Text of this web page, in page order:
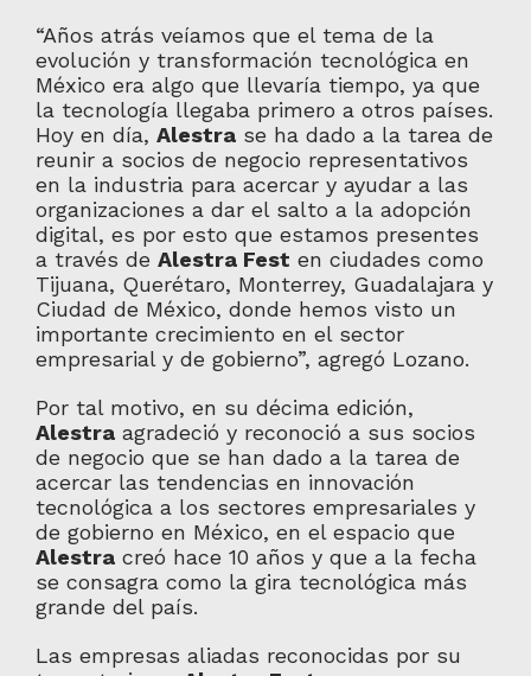
“Años atrás veíamos que el tema de la
evolución y transformación tecnológica en
México era algo que llevaría tiempo, ya que
la tecnología llegaba primero a otros países.
Hoy en día, Alestrase ha dado a la tarea de
reunir a socios de negocio representativos
en la industria para acercar y ayudar a las
organizaciones a dar el salto a la adopción
digital, es por esto que estamos presentes
a través de Alestra Fest en ciudades como
Tijuana, Querétaro, Monterrey, Guadalajara y
Ciudad de México, donde hemos visto un
importante crecimiento en el sector
empresarial y de gobierno”, agregó Lozano.
Por tal motivo, en su décima edición,
Alestraagradeció y reconoció a sus socios
de negocio que se han dado a la tarea de
acercar las tendencias en innovación
tecnológica a los sectores empresariales y
de gobierno en México, en el espacio que
Alestracreó hace 10 años y que a la fecha
se consagra como la gira tecnológica más
grande del país.
Las empresas aliadas reconocidas por su